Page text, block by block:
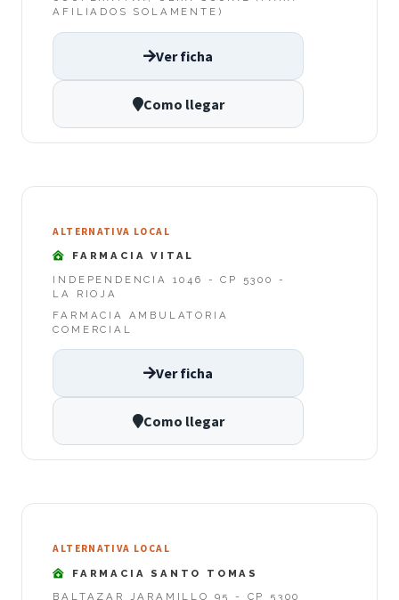
AFILIADOS SOLAMENTE)
Ver ficha
Como llegar
ALTERNATIVA LOCAL
FARMACIA VITAL
INDEPENDENCIA 1046 - CP 5300 -
LA RIOJA
FARMACIA AMBULATORIA
COMERCIAL
Ver ficha
Como llegar
ALTERNATIVA LOCAL
FARMACIA SANTO TOMAS
BALTAZAR JARAMILLO 95 - CP 5300